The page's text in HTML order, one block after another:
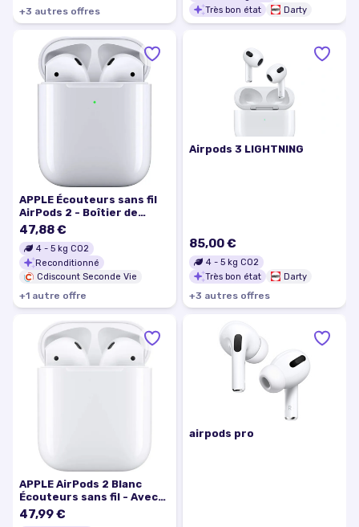
+3 autres offres
Très bon état
Darty
APPLE Écouteurs sans fil
AirPods 2 - Boîtier de
charge sans fil Blanc
47,88 €
4 - 5 kg CO2
Reconditionné
Cdiscount Seconde Vie
+1 autre offre
Airpods 3 LIGHTNING
85,00 €
4 - 5 kg CO2
Très bon état
Darty
+3 autres offres
APPLE AirPods 2 Blanc
Écouteurs sans fil - Avec
boitier de charge filaire
47,99 €
airpods pro